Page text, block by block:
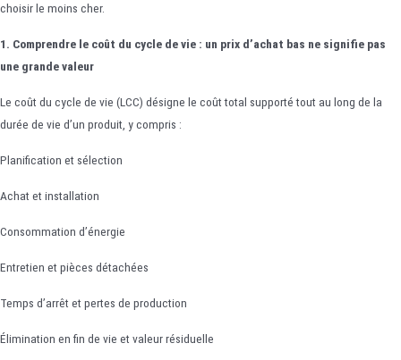
choisir le moins cher.
1. Comprendre le coût du cycle de vie : un prix d’achat bas ne signifie pas
une grande valeur
Le coût du cycle de vie (LCC) désigne le coût total supporté tout au long de la
durée de vie d’un produit, y compris :
Planification et sélection
Achat et installation
Consommation d’énergie
Entretien et pièces détachées
Temps d’arrêt et pertes de production
Élimination en fin de vie et valeur résiduelle